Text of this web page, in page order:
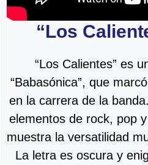
“Los
“Los Calientes” es
“Babasónica”, que
en la carrera de la
elementos de rock, pop
muestra la versatilidad
La letra es oscura y